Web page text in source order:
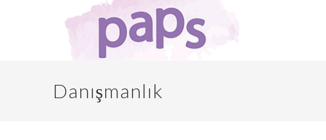
Danışmanlık